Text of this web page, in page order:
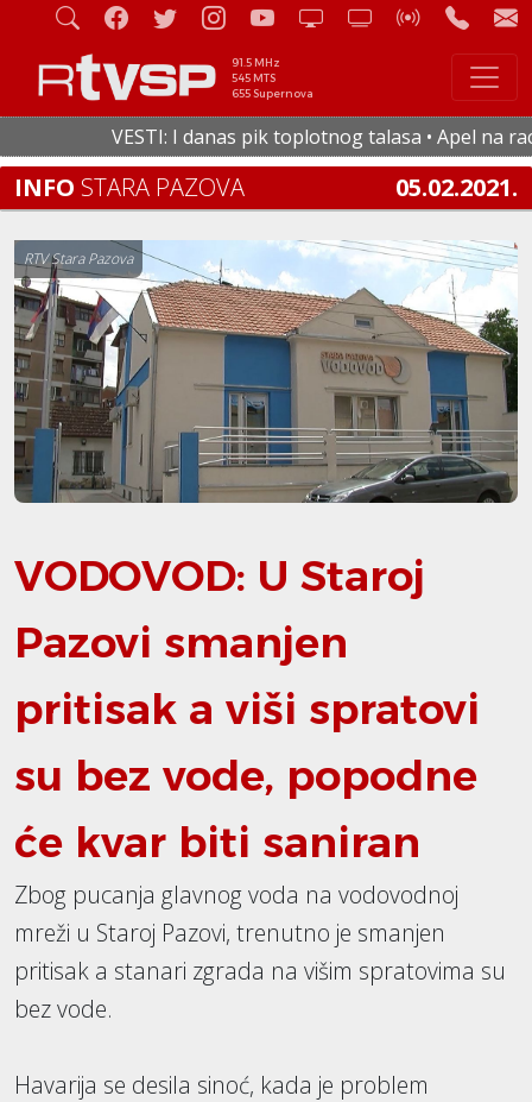
91.5 MHz
545 MTS
655 Supernova
VESTI: I danas pik toplotnog talasa • Apel na
INFO STARA PAZOVA 05.02.2021.
RTV Stara Pazova
VODOVOD: U Staroj
Pazovi smanjen
pritisak a viši spratovi
su bez vode, popodne
će kvar biti saniran
Zbog pucanja glavnog voda na vodovodnoj
mreži u Staroj Pazovi, trenutno je smanjen
pritisak a stanari zgrada na višim spratovima su
bez vode.
Havarija se desila sinoć, kada je problem